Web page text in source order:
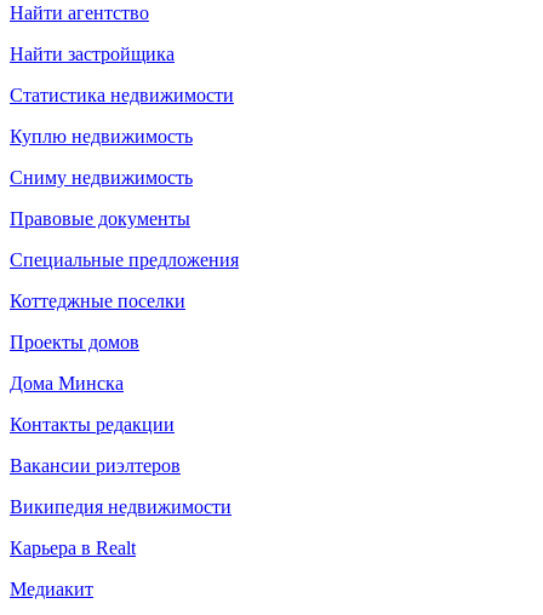
Найти агентство
Найти застройщика
Статистика недвижимости
Куплю недвижимость
Сниму недвижимость
Правовые документы
Специальные предложения
Коттеджные поселки
Проекты домов
Дома Минска
Контакты редакции
Вакансии риэлтеров
Википедия недвижимости
Карьера в Realt
Медиакит